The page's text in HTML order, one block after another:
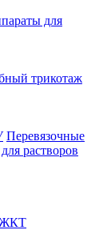
для
трикотаж
Перевязочные
растворов
ЖКТ